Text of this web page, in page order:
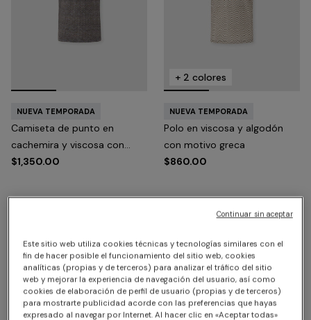
NUEVA TEMPORADA
Camiseta de punto en
cachemira y viscosa con
cuello redondo
$1,350.00
+ 2 colores
NUEVA TEMPORADA
Polo en viscosa y algodón
con motivo greca
$860.00
Este sitio web utiliza cookies técnicas y tecnologías similares con el
fin de hacer posible el funcionamiento del sitio web, cookies
analíticas (propias y de terceros) para analizar el tráfico del sitio
web y mejorar la experiencia de navegación del usuario, así como
cookies de elaboración de perfil de usuario (propias y de terceros)
para mostrarte publicidad acorde con las preferencias que hayas
expresado al navegar por Internet. Al hacer clic en «Aceptar todas»
Continuar sin aceptar